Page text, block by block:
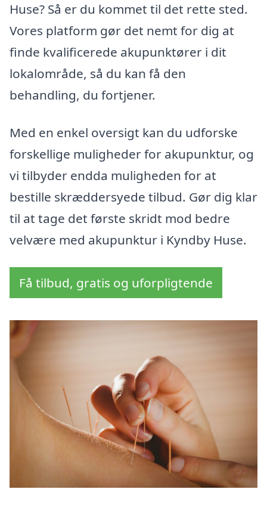
Huse? Så er du kommet til det rette sted.
Vores platform gør det nemt for dig at
finde kvalificerede akupunktører i dit
lokalområde, så du kan få den
behandling, du fortjener.
Med en enkel oversigt kan du udforske
forskellige muligheder for akupunktur, og
vi tilbyder endda muligheden for at
bestille skræddersyede tilbud. Gør dig klar
til at tage det første skridt mod bedre
velvære med akupunktur i Kyndby Huse.
Få tilbud, gratis og uforpligtende